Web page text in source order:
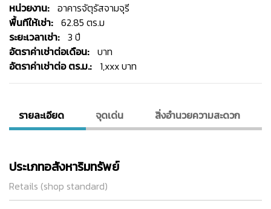
หน่วยงาน: อาคารจัตุรัสจามจุรี
พื้นทีให้เช่า: 62.85 ตร.ม
ระยะเวลาเช่า: 3 ปี
อัตราค่าเช่าต่อเดือน: บาท
อัตราค่าเช่าต่อ ตร.ม.:
1,xxx บาท
รายละเอียด จุดเด่น สิ่งอํานวยความสะดวก
ประเภทอสังหาริมทรัพย์
Retails (shop standard)